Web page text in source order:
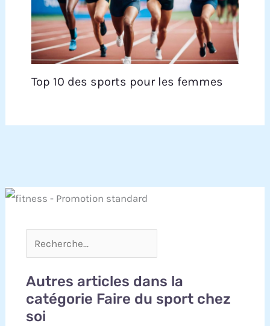
Top 10 des sports pour les femmes
Autres articles dans la
catégorie Faire du sport chez
soi